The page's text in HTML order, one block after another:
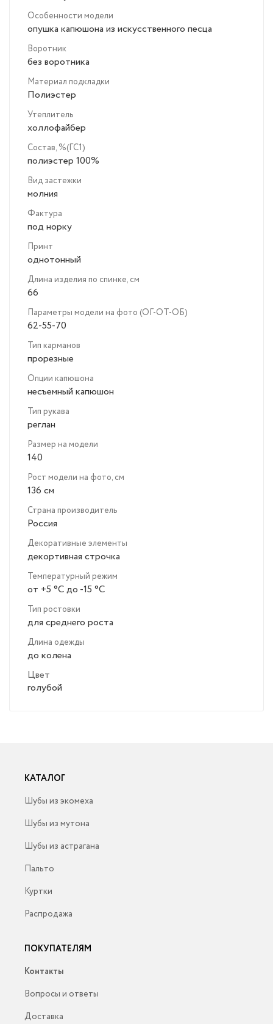
Особенности модели
опушка капюшона из искусственного песца
Воротник
без воротника
Материал подкладки
Полиэстер
Утеплитель
холлофайбер
Состав, %(ГС1)
полиэстер 100%
Вид застежки
молния
Фактура
под норку
Принт
однотонный
Длина изделия по спинке, см
66
Параметры модели на фото (ОГ-ОТ-ОБ)
62-55-70
Тип карманов
прорезные
Опции капюшона
несъемный капюшон
Тип рукава
реглан
Размер на модели
140
Рост модели на фото, см
136 см
Страна производитель
Россия
Декоративные элементы
декортивная строчка
Температурный режим
от +5 °C до -15 °C
Тип ростовки
для среднего роста
Длина одежды
до колена
Цвет
голубой
КАТАЛОГ
Шубы из экомеха
Шубы из мутона
Шубы из астрагана
Пальто
Куртки
Распродажа
ПОКУПАТЕЛЯМ
Контакты
Вопросы и ответы
Доставка